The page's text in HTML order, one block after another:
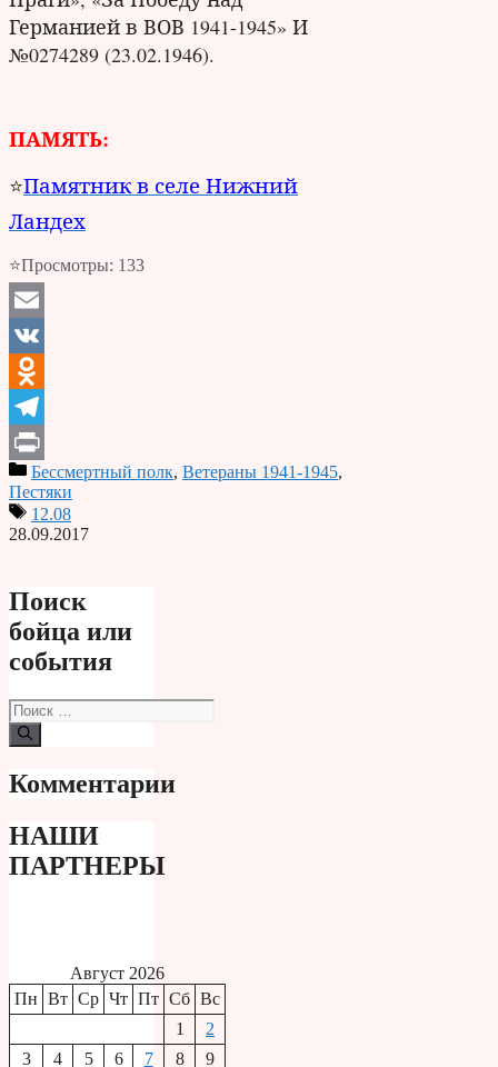
Германией в ВОВ 1941-1945» И
№0274289 (23.02.1946).
ПАМЯТЬ:
⭐Памятник в селе Нижний
Ландех
⭐Просмотры: 133
Email
VK
Odnoklassniki
Telegram
PrintБессмертный полк, Ветераны 1941-1945,
Пестяки
12.08
28.09.2017
Поиск
бойца или
события
Поиск:
Комментарии
НАШИ
ПАРТНЕРЫ
Август 2026
Пн Вт Ср Чт Пт Сб Вс
1
2
3
4 5 6 7 8
9